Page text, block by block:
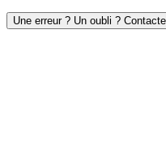
Une erreur ? Un oubli ?